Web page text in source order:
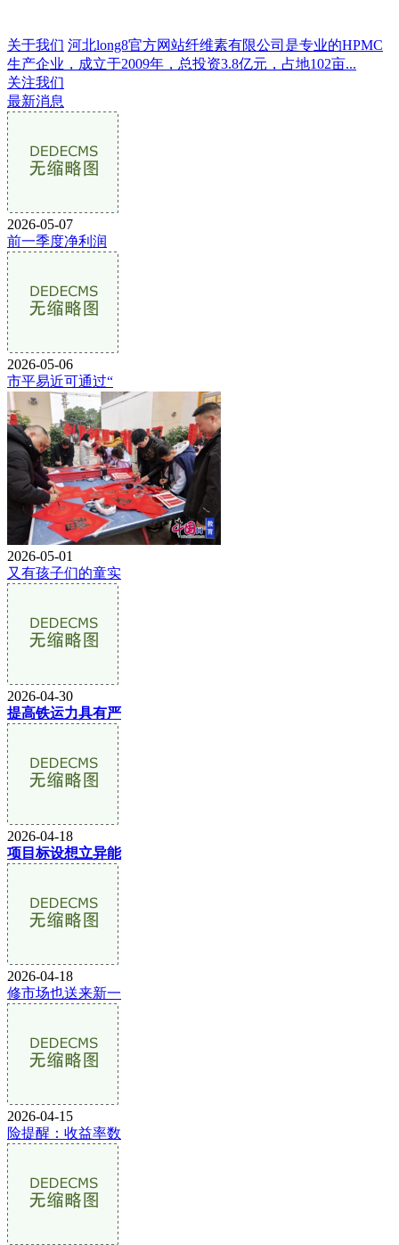
关于我们 河北long8官方网站纤维素有限公司是专业的HPMC
生产企业，成立于2009年，总投资3.8亿元，占地102亩...
关注我们
最新消息
2026-05-07
前一季度净利润
2026-05-06
市平易近可通过“
2026-05-01
又有孩子们的童实
2026-04-30
提高铁运力具有严
2026-04-18
项目标设想立异能
2026-04-18
修市场也送来新一
2026-04-15
险提醒：收益率数